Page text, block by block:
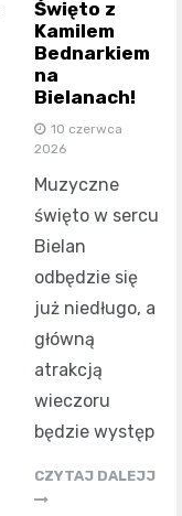
Święto z
Kamilem
Bednarkiem
na
Bielanach!
10 czerwca
2026
Muzyczne
święto w sercu
Bielan
odbędzie się
już niedługo, a
główną
atrakcją
wieczoru
będzie występ
CZYTAJ DALEJJ